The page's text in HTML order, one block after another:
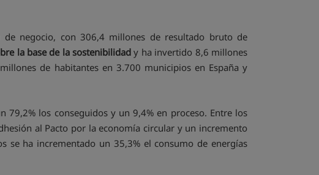
negocio, con 306,4 millones de resultado bruto de
la base de la sostenibilidady ha invertido 8,6 millones
de habitantes en 3.700 municipios en España y
los conseguidos y un 9,4% en proceso. Entre los
al Pacto por la economía circular y un incremento
se ha incrementado un 35,3% el consumo de energías